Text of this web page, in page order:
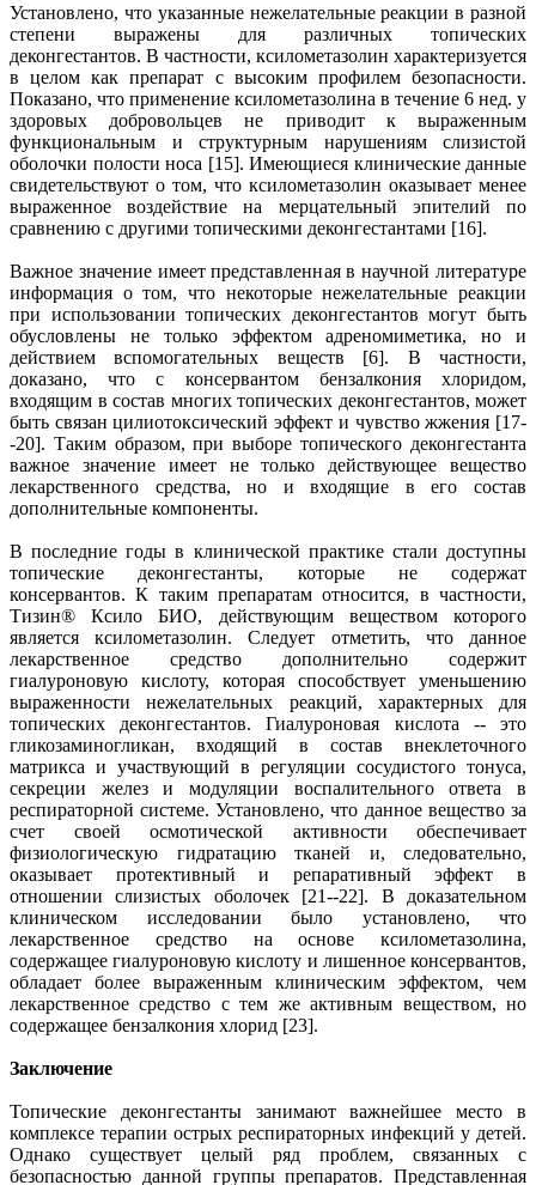
Установлено, что указанные нежелательные реакции в разной
степени выражены для различных топических
деконгестантов. В частности, ксилометазолин характеризуется
в целом как препарат с высоким профилем безопасности.
Показано, что применение ксилометазолина в течение 6 нед. у
здоровых добровольцев не приводит к выраженным
функциональным и структурным нарушениям слизистой
оболочки полости носа [15]. Имеющиеся клинические данные
свидетельствуют о том, что ксилометазолин оказывает менее
выраженное воздействие на мерцательный эпителий по
сравнению с другими топическими деконгестантами [16].
Важное значение имеет представленная в научной литературе
информация о том, что некоторые нежелательные реакции
при использовании топических деконгестантов могут быть
обусловлены не только эффектом адреномиметика, но и
действием вспомогательных веществ [6]. В частности,
доказано, что с консервантом бензалкония хлоридом,
входящим в состав многих топических деконгестантов, может
быть связан цилиотоксический эффект и чувство жжения [17-
-20]. Таким образом, при выборе топического деконгестанта
важное значение имеет не только действующее вещество
лекарственного средства, но и входящие в его состав
дополнительные компоненты.
В последние годы в клинической практике стали доступны
топические деконгестанты, которые не содержат
консервантов. К таким препаратам относится, в частности,
Тизин® Ксило БИО, действующим веществом которого
является ксилометазолин. Следует отметить, что данное
лекарственное средство дополнительно содержит
гиалуроновую кислоту, которая способствует уменьшению
выраженности нежелательных реакций, характерных для
топических деконгестантов. Гиалуроновая кислота -- это
гликозаминогликан, входящий в состав внеклеточного
матрикса и участвующий в регуляции сосудистого тонуса,
секреции желез и модуляции воспалительного ответа в
респираторной системе. Установлено, что данное вещество за
счет своей осмотической активности обеспечивает
физиологическую гидратацию тканей и, следовательно,
оказывает протективный и репаративный эффект в
отношении слизистых оболочек [21--22]. В доказательном
клиническом исследовании было установлено, что
лекарственное средство на основе ксилометазолина,
содержащее гиалуроновую кислоту и лишенное консервантов,
обладает более выраженным клиническим эффектом, чем
лекарственное средство с тем же активным веществом, но
содержащее бензалкония хлорид [23].
Заключение
Топические деконгестанты занимают важнейшее место в
комплексе терапии острых респираторных инфекций у детей.
Однако существует целый ряд проблем, связанных с
безопасностью данной группы препаратов. Представленная